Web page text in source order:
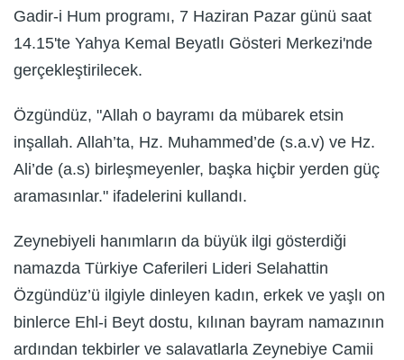
Gadir-i Hum programı, 7 Haziran Pazar günü saat
14.15'te Yahya Kemal Beyatlı Gösteri Merkezi'nde
gerçekleştirilecek.
Özgündüz, "Allah o bayramı da mübarek etsin
inşallah. Allah’ta, Hz. Muhammed’de (s.a.v) ve Hz.
Ali’de (a.s) birleşmeyenler, başka hiçbir yerden güç
aramasınlar." ifadelerini kullandı.
Zeynebiyeli hanımların da büyük ilgi gösterdiği
namazda Türkiye Caferileri Lideri Selahattin
Özgündüz’ü ilgiyle dinleyen kadın, erkek ve yaşlı on
binlerce Ehl-i Beyt dostu, kılınan bayram namazının
ardından tekbirler ve salavatlarla Zeynebiye Camii